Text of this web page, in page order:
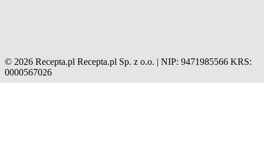
© 2026 Recepta.pl Recepta.pl Sp. z o.o. | NIP: 9471985566 KRS:
0000567026